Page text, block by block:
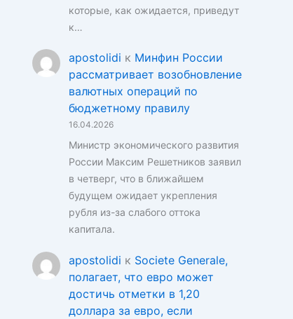
которые, как ожидается, приведут
к…
apostolidi к Минфин России
рассматривает возобновление
валютных операций по
бюджетному правилу
16.04.2026
Министр экономического развития
России Максим Решетников заявил
в четверг, что в ближайшем
будущем ожидает укрепления
рубля из-за слабого оттока
капитала.
apostolidi к Societe Generale,
полагает, что евро может
достичь отметки в 1,20
доллара за евро, если